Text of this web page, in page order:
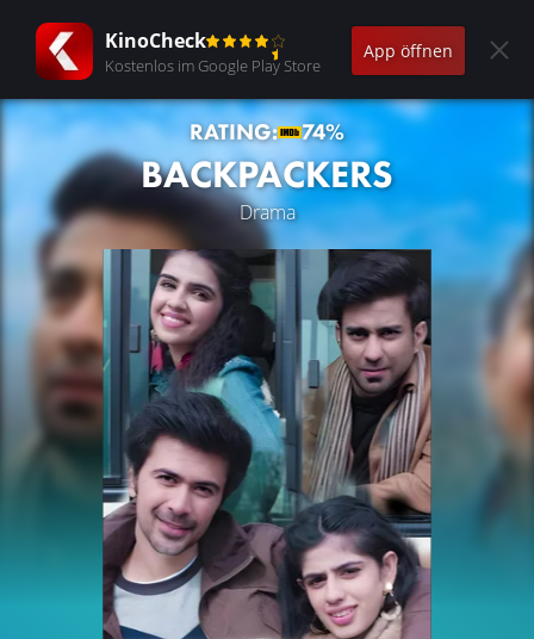
KinoCheck
Kostenlos im Google Play Store
App öffnen
RATING: 74%
BACKPACKERS
Drama